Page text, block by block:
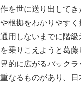
作を世に送り出して
や根拠をわかりやす
通用しないまでに階
を乗りこえようと葛
界的に広がるバック
重なるものがあり、